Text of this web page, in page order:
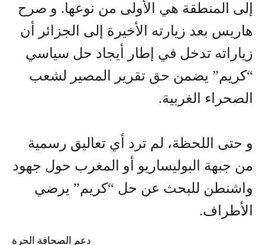
إلى المنطقة هي الأولى من نوعها. و صرح
هاريس بعد زيارته الأخيرة إلى الجزائر أن
زياراته تدخل في إطار أيجاد حل سياسي
“كريم” يضمن حق تقرير المصير لشعب
الصحراء الغربية.
و حتى اللحظة، لم ترد أي تعاليق رسمية
من جبهة البوليساريو أو المغرب حول جهود
واشنطن للبحث عن حل “كريم” يرضي
الأطراف.
دعم الصحافة الحرة